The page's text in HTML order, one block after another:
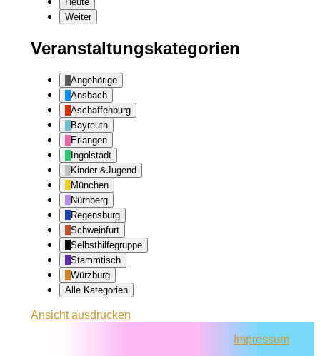
Weiter
Veranstaltungskategorien
Angehörige
Ansbach
Aschaffenburg
Bayreuth
Erlangen
Ingolstadt
Kinder-&Jugend
München
Nürnberg
Regensburg
Schweinfurt
Selbsthilfegruppe
Stammtisch
Würzburg
Alle Kategorien
Ansichtausdrucken
Impressum